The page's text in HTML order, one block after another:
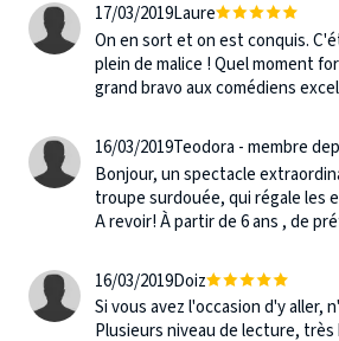
17/03/2019Laure
On en sort et on est conquis.
plein de malice ! Quel moment
grand bravo aux comédiens
16/03/2019Teodora - membre
Bonjour, un spectacle
troupe surdouée, qui régale les
A revoir! À partir de 6 ans , de
16/03/2019Doiz
Si vous avez l'occasion d'y aller,
Plusieurs niveau de lecture,